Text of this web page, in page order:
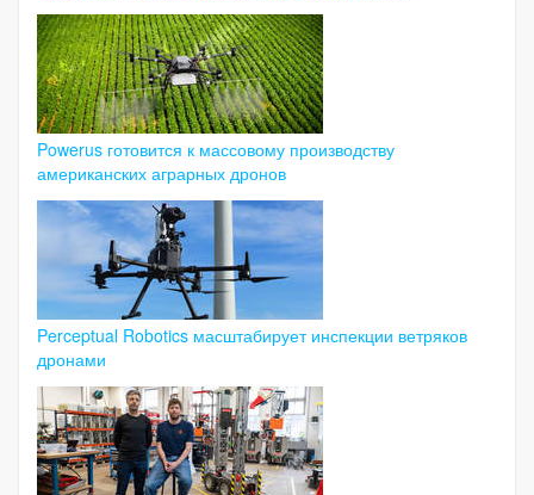
Powerus готовится к массовому производству
американских аграрных дронов
Perceptual Robotics масштабирует инспекции ветряков
дронами